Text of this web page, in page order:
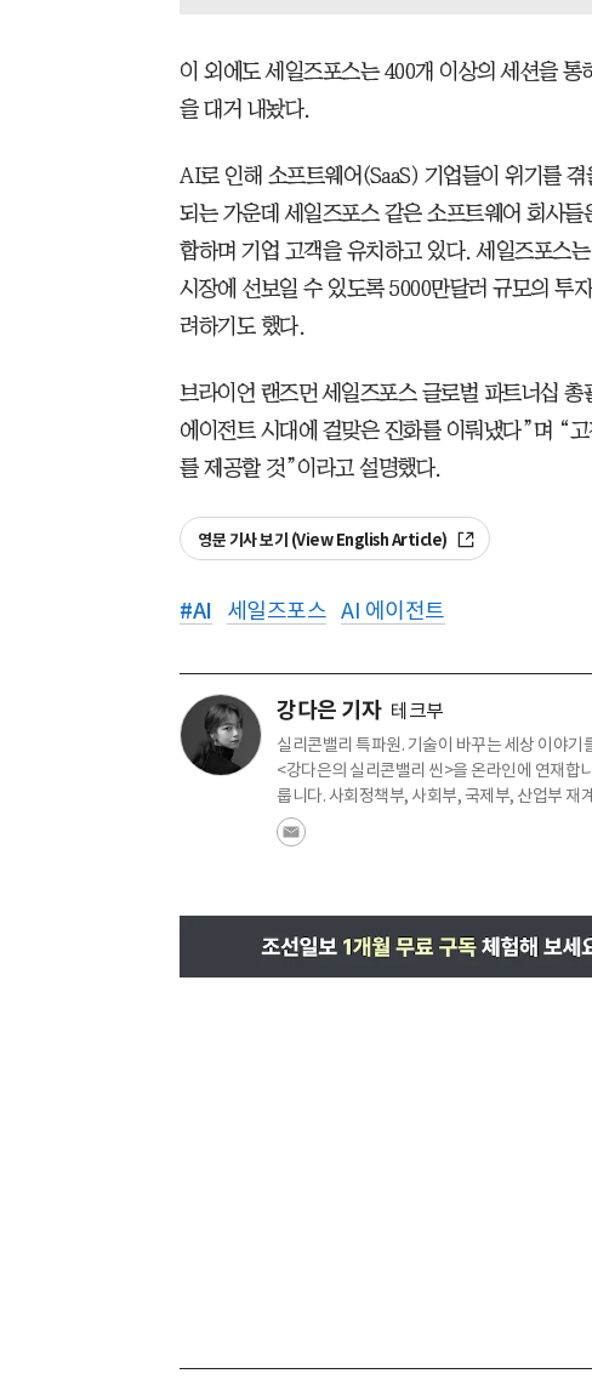
이 외에도 세일즈포스는 400개 이상의 세션을
을 대거 내놨다.
AI로 인해 소프트웨어(SaaS) 기업들이 위기를
되는 가운데 세일즈포스 같은 소프트웨어 회사
합하며 기업 고객을 유치하고 있다. 세일즈포스
시장에 선보일 수 있도록 5000만달러 규모의 투
려하기도 했다.
브라이언 랜즈먼 세일즈포스 글로벌 파트너십
에이전트 시대에 걸맞은 진화를 이뤄냈다”며 “
를 제공할 것”이라고 설명했다.
영문 기사 보기 (View English Article)
#AI 세일즈포스 AI 에이전트
강다은 기자 테크부
실리콘밸리 특파원. 기술이 바꾸는 세상 이야
<강다은의 실리콘밸리 씬>을 온라인에 연재합
룹니다. 사회정책부, 사회부, 국제부, 산업부 재